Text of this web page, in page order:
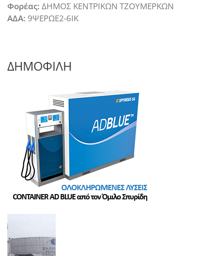
Φορέας: ΔΗΜΟΣ ΚΕΝΤΡΙΚΩΝ ΤΖΟΥΜΕΡΚΩΝ
ΑΔΑ: 9ΨΕΡΩΕ2-6ΙΚ
ΔΗΜΟΦΙΛΗ